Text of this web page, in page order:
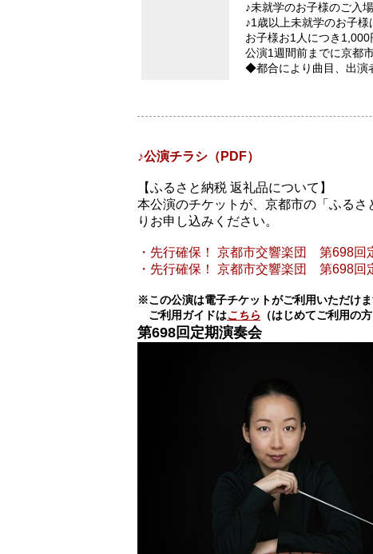
♪未就学のお子様のご入
♪1歳以上未就学のお子様
お子様お1人につき1,000
公演1週間前までに京都
◆都合により曲目、出演
♪公演チラシ（PDF）
【ふるさと納税 返礼品について】
本公演のチケットが、京都市の「ふる
りお申し込みください。
・先行確保！ 京都市交響楽団 第698回
・先行確保！
京都市交響楽団 第698回
※この公演は電子チケットがご利用いただけま
ご利用ガイドはこちら （はじめてご利用の
第698回定期演奏会